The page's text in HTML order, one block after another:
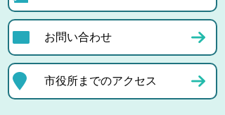
お問い合わせ
市役所までのアクセス